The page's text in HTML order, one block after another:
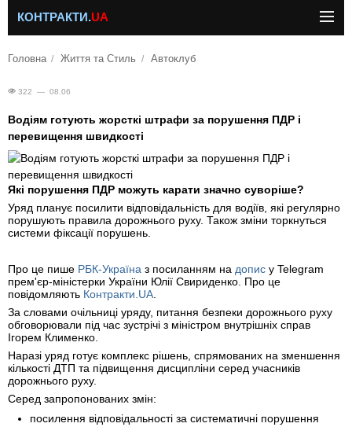
КОНТРАКТИ.UA
Головна Життя та Стиль Автоклуб
322 — 08.06
Водіям готують жорсткі штрафи за порушення ПДР і
перевищення швидкості
Які порушення ПДР можуть карати значно суворіше?
Уряд планує посилити відповідальність для водіїв, які регулярно
порушують правила дорожнього руху. Також зміни торкнуться
системи фіксації порушень.
Про це пише РБК-Україна з посиланням на допис у Telegram
прем'єр-міністерки України Юлії Свириденко. Про це
повідомляють Контракти.UA
За словами очільниці уряду, питання безпеки дорожнього руху
обговорювали під час зустрічі з міністром внутрішніх справ
Ігорем Клименко.
Наразі уряд готує комплекс рішень, спрямованих на зменшення
кількості ДТП та підвищення дисципліни серед учасників
дорожнього руху.
Серед запропонованих змін:
посилення відповідальності за систематичні порушення